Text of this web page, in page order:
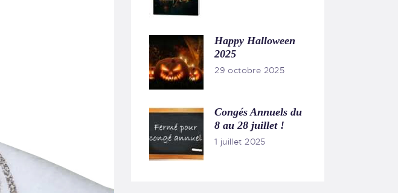
Happy Halloween
2025
29 octobre 2025
Congés Annuels du
8 au 28 juillet !
1 juillet 2025